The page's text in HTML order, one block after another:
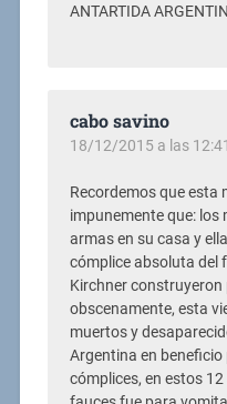
ANTARTIDA
cabo savino
18/12/2015 a las
Recordemos que esta
impunemente que:
armas en su casa y
cómplice absoluta del
Kirchner construyeron
obscenamente, esta
muertos y
Argentina en
cómplices, en estos